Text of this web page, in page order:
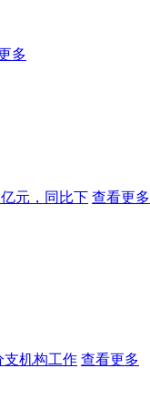
多
元，同比下 查看更多
支机构工作 查看更多